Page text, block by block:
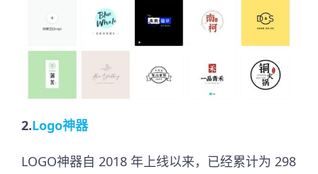
2.Logo神器
LOGO神器自 2018 年上线以来，已经累计为 298